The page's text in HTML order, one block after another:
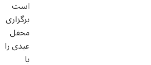
است
برگزاری
محفل
عیدی را
با